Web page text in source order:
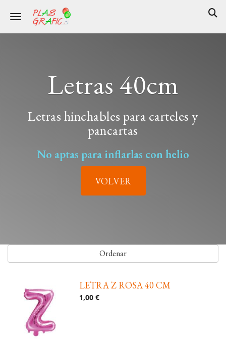
Toggle navigation
Letras 40cm
Letras hinchables para carteles y
pancartas
No aptas para inflarlas con helio
VOLVER
Ordenar
LETRA Z ROSA 40 CM
1,00 €